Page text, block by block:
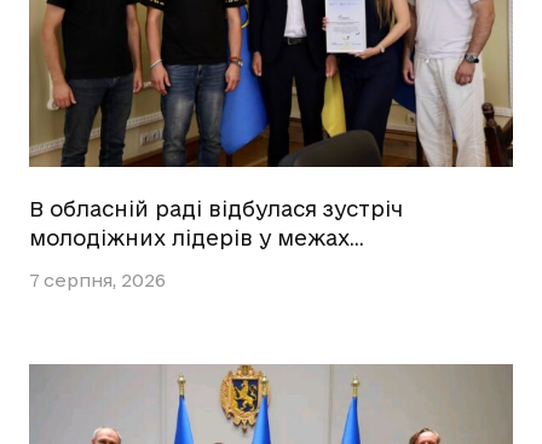
В обласній раді відбулася зустріч
молодіжних лідерів у межах…
7 серпня, 2026